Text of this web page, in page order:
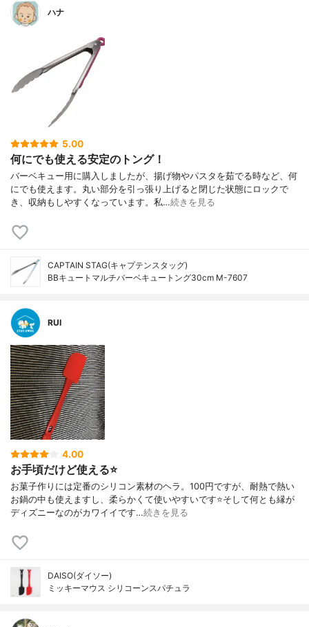
ハナ
5.00
何にでも使える安定のトング！
バーベキュー用に購入しましたが、揚げ物やパスタを茹でる時など、何
にでも使えます。丸い部分を引っ張り上げると閉じた状態にロックで
き、収納もしやすくなっています。私…続きを見る
CAPTAIN STAG(キャプテンスタッグ)
BBキュートマルチバーベキュートング30cm M-7607
RUI
4.00
お手頃だけど使える⭐️
お菓子作りには定番のシリコン素材のヘラ。100円ですが、耐熱で熱い
お鍋の中も使えますし、柔らかくて使いやすいです⭐️そして何とも縁が
ディズニーなのがカワイイです…続きを見る
DAISO(ダイソー)
ミッキーマウス シリコーンスパチュラ